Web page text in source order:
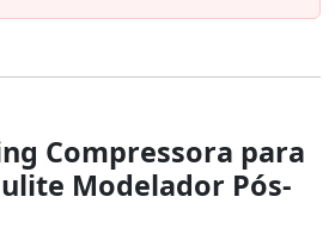
Compressora para
Modelador Pós-